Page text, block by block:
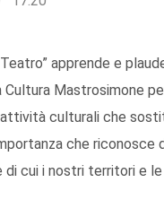
Teatro” apprende e
Cultura Mastrosimone
culturali che
che
cui i nostri territori e